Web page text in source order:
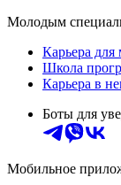
Молодым
Карьера для
Школа
Карьера в
Боты для
Мобильное